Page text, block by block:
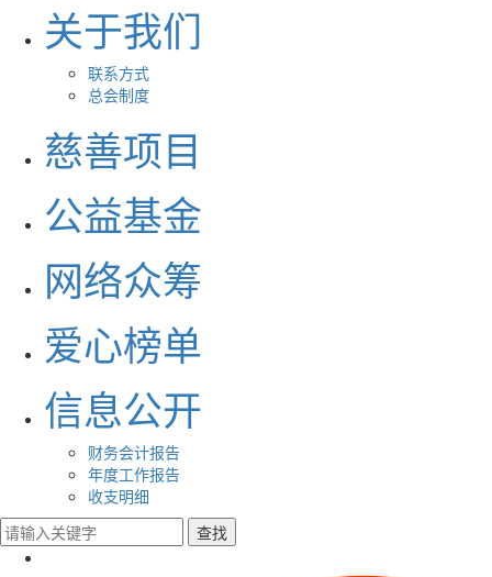
关于我们
联系方式
总会制度
慈善项目
公益基金
网络众筹
爱心榜单
信息公开
财务会计报告
年度工作报告
收支明细